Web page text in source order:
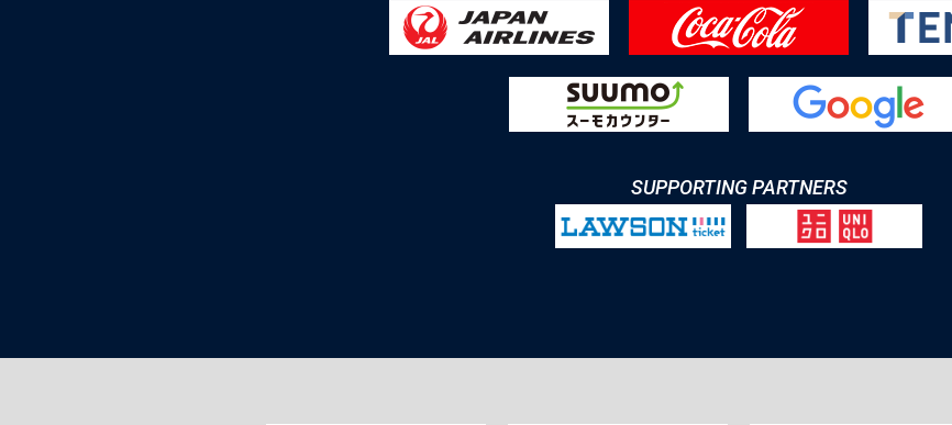
SUPPORTING PARTNERS